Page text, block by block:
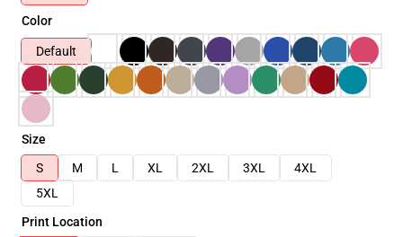
Color
Default
Size
S
M L XL 2XL 3XL
4XL
5XL
Print Location